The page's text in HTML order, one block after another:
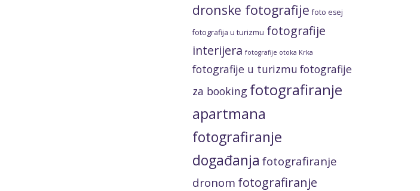
dronske fotografije foto esej
fotografija u turizmu fotografije
interijera fotografije otoka Krka
fotografije u turizmu fotografije
za booking fotografiranje
apartmana
fotografiranje
događanja fotografiranje
dronom fotografiranje